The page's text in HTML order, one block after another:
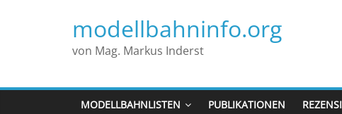
modellbahninfo.org
von Mag. Markus Inderst
MODELLBAHNLISTEN PUBLIKATIONEN